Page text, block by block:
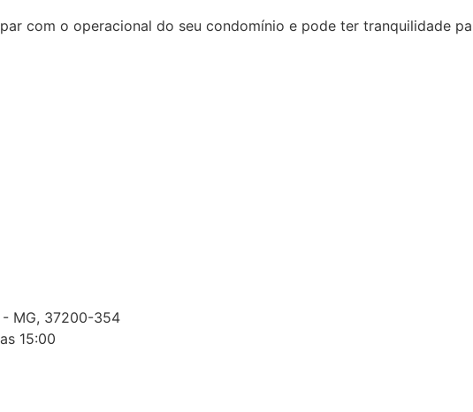
com o operacional do seu condomínio e pode ter tranquilidade
- MG, 37200-354
15:00